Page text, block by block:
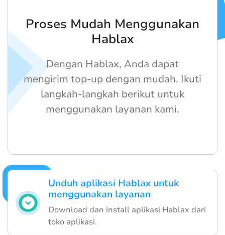
Unduh aplikasi Hablax untuk
menggunakan layanan
Download dan install aplikasi Hablax dari
toko aplikasi.
Proses Mudah Menggunakan
Hablax
Dengan Hablax, Anda dapat
mengirim top-up dengan mudah. Ikuti
langkah-langkah berikut untuk
menggunakan layanan kami.